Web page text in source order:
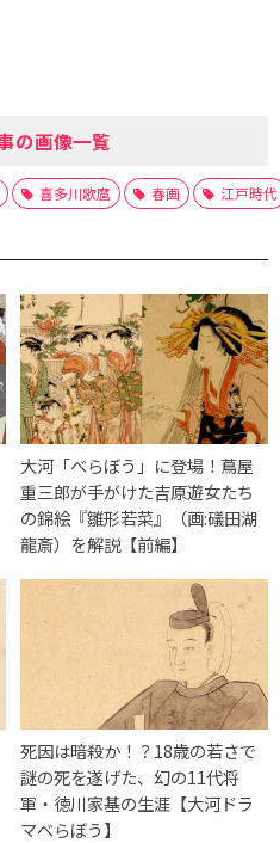
の画像一覧
喜多川歌麿 春画 江戸時代
大河「べらぼう」に登場！蔦屋
重三郎が手がけた吉原遊女たち
の錦絵『雛形若菜』（画:礒田湖
龍斎）を解説【前編】
死因は暗殺か！？18歳の若さで
謎の死を遂げた、幻の11代将
軍・徳川家基の生涯【大河ドラ
マべらぼう】